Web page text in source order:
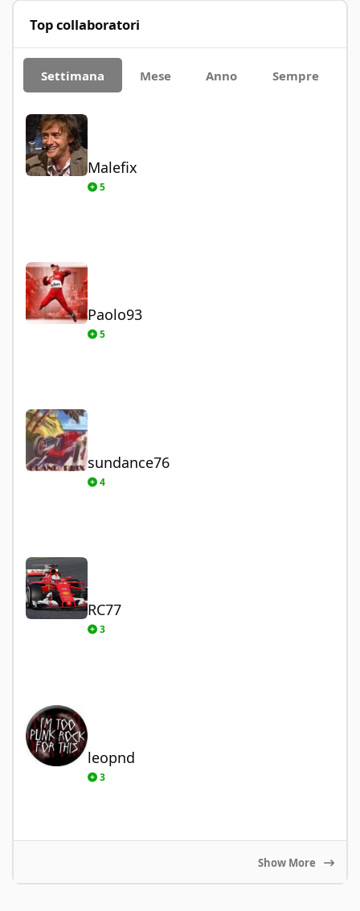
Top collaboratori
Settimana Mese Anno Sempre
Malefix
Malefix
5
Paolo93
5
sundance76
sundance76
4
RC77
RC77
3
leopnd
3
Show More